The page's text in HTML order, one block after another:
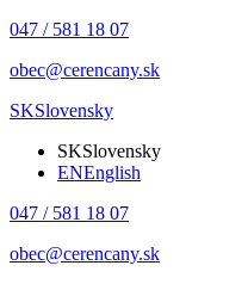
047 / 581 18 07
obec@cerencany.sk
SKSlovensky
SKSlovensky
ENEnglish
047 / 581 18 07
obec@cerencany.sk